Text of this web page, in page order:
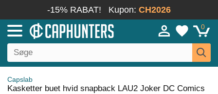
-15% RABAT! Kupon: CH2026
0
Capslab
Kasketter buet hvid snapback LAU2 Joker DC Comics